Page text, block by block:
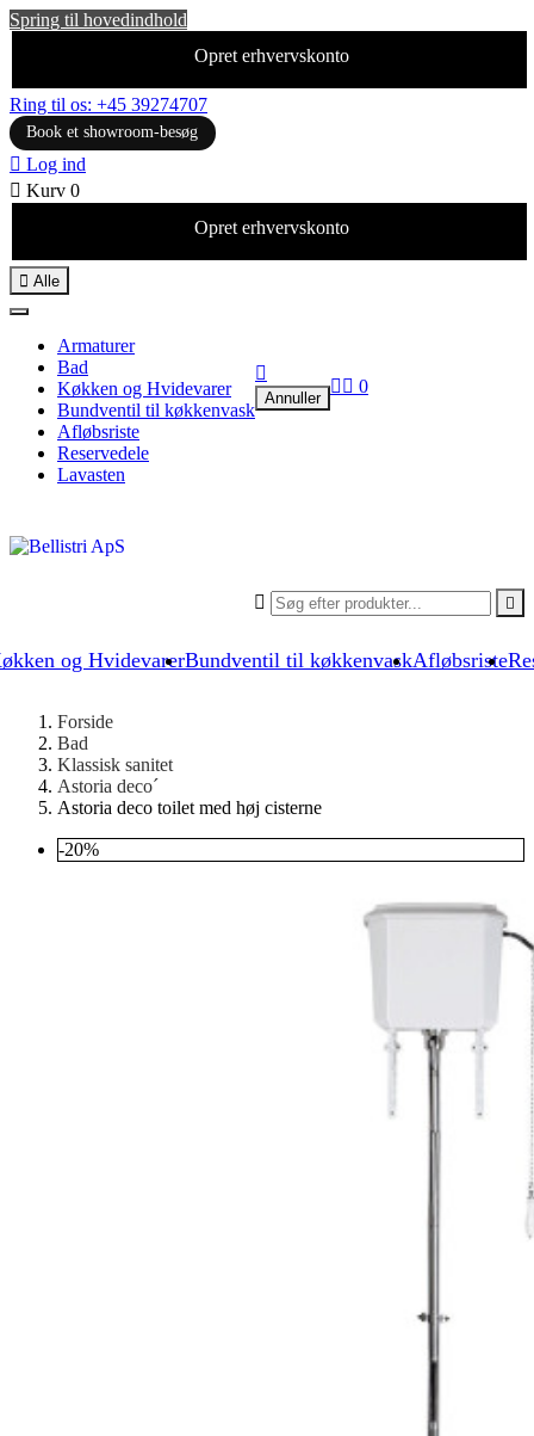
Spring til hovedindhold
Opret erhvervskonto
Ring til os: +45 39274707
Book et showroom-besøg
 Log ind
 Kurv 0
Opret erhvervskonto
og HvidevarerBundventil til køkkenvaskAfløbsriste
 Alle
Armaturer
Bad
Køkken og Hvidevarer
Bundventil til køkkenvask
Afløbsriste
Reservedele
Lavasten
 

Annuller
  0
Forside
Bad
Klassisk sanitet
Astoria deco´
Astoria deco toilet med høj cisterne
-20%